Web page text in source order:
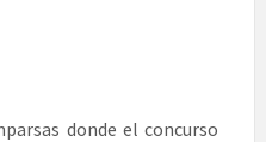
donde el concurso